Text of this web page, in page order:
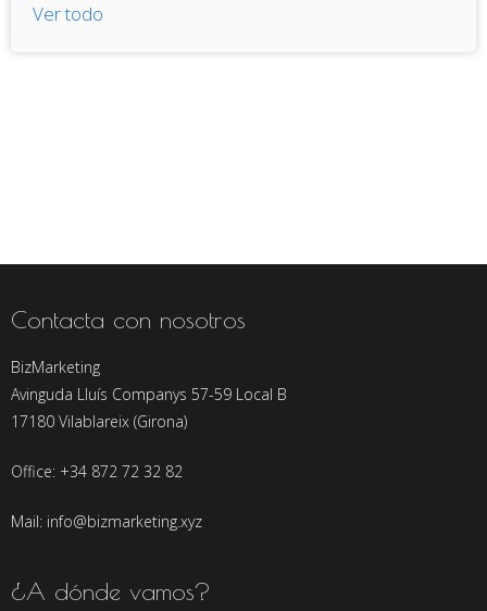
Ver todo
Contacta con nosotros
BizMarketing
Avinguda Lluís Companys 57-59 Local B
17180 Vilablareix (Girona)
Office: +34 872 72 32 82
Mail: info@bizmarketing.xyz
¿A dónde vamos?